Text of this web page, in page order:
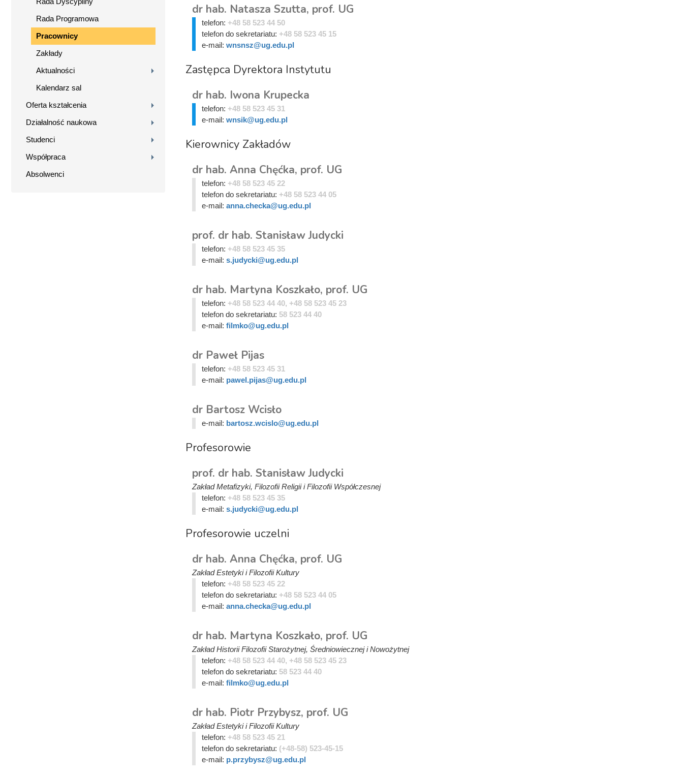
Rada Programowa
Pracownicy
Zakłady
Aktualności
Kalendarz sal
Oferta kształcenia
Działalność naukowa
Studenci
Współpraca
Absolwenci
dr hab. Natasza Szutta, prof. UG
telefon: +48 58 523 44 50
telefon do sekretariatu: +48 58 523 45 15
e-mail: wnsnsz@ug.edu.pl
Zastępca Dyrektora Instytutu
dr hab. Iwona Krupecka
telefon: +48 58 523 45 31
e-mail: wnsik@ug.edu.pl
Kierownicy Zakładów
dr hab. Anna Chęćka, prof. UG
telefon: +48 58 523 45 22
telefon do sekretariatu: +48 58 523 44 05
e-mail: anna.checka@ug.edu.pl
prof. dr hab. Stanisław Judycki
telefon: +48 58 523 45 35
e-mail: s.judycki@ug.edu.pl
dr hab. Martyna Koszkało, prof. UG
telefon: +48 58 523 44 40, +48 58 523 45 23
telefon do sekretariatu: 58 523 44 40
e-mail: filmko@ug.edu.pl
dr Paweł Pijas
telefon: +48 58 523 45 31
e-mail: pawel.pijas@ug.edu.pl
dr Bartosz Wcisło
e-mail: bartosz.wcislo@ug.edu.pl
Profesorowie
prof. dr hab. Stanisław Judycki
Zakład Metafizyki, Filozofii Religii i Filozofii Współczesnej
telefon: +48 58 523 45 35
e-mail: s.judycki@ug.edu.pl
Profesorowie uczelni
dr hab. Anna Chęćka, prof. UG
Zakład Estetyki i Filozofii Kultury
telefon: +48 58 523 45 22
telefon do sekretariatu: +48 58 523 44 05
e-mail: anna.checka@ug.edu.pl
dr hab. Martyna Koszkało, prof. UG
Zakład Historii Filozofii Starożytnej, Średniowiecznej i Nowożytnej
telefon: +48 58 523 44 40, +48 58 523 45 23
telefon do sekretariatu: 58 523 44 40
e-mail: filmko@ug.edu.pl
dr hab. Piotr Przybysz, prof. UG
Zakład Estetyki i Filozofii Kultury
telefon: +48 58 523 45 21
telefon do sekretariatu: (+48-58) 523-45-15
e-mail: p.przybysz@ug.edu.pl